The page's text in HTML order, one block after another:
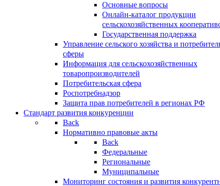
Основные вопросы
Онлайн-каталог продукции
сельскохозяйственных
Государственная поддержка
Управление сельского хозяйства и
сферы
Информация для сельскохозяйственных
товаропроизводителей
Потребительская сфера
Роспотребнадзор
Защита прав потребителей в регионах РФ
Стандарт развития конкуренции
Back
Нормативно правовые акты
Back
Федеральные
Региональные
Муниципальные
Мониторинг состояния и развития